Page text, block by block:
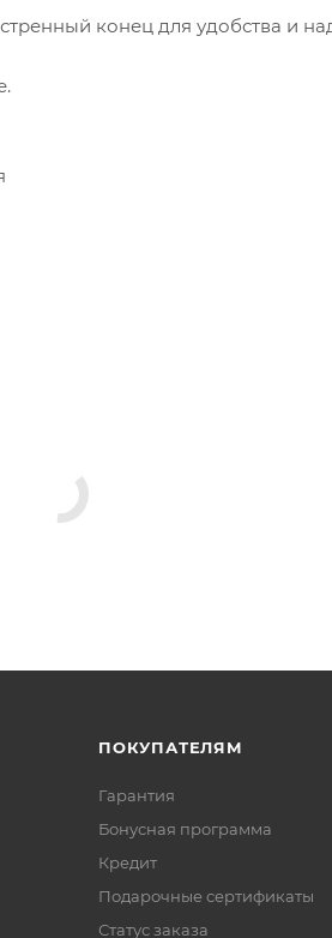
конец для удобства и
ПОКУПАТЕЛЯМ
Гарантия
Бонусная программа
Кредит
Подарочные сертификаты
Статус заказа